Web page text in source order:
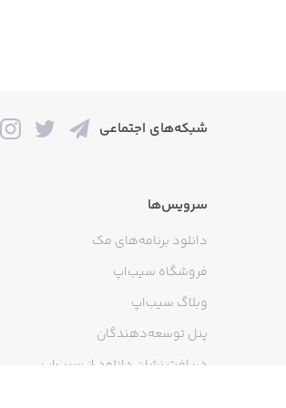
شبکه‌های اجتماعی
سرویس‌ها
دانلود برنامه‌های مک
فروشگاه سیب‌اپ
وبلاگ سیب‌اپ
پنل توسعه‌دهندگان
دریافت نشان دانلود از سیب‌اپ